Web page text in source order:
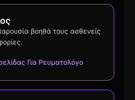
βοηθά τους ασθενείς
Για Ρευματολόγο